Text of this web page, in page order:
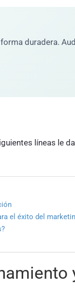
duradera.
líneas le
el éxito del